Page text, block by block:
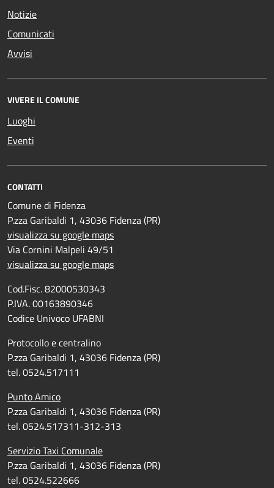
Notizie
Comunicati
Avvisi
VIVERE IL COMUNE
Luoghi
Eventi
CONTATTI
Comune di Fidenza
P.zza Garibaldi 1, 43036 Fidenza (PR)
visualizza su google maps
Via Cornini Malpeli 49/51
visualizza su google maps
Cod.Fisc. 82000530343
P.IVA. 00163890346
Codice Univoco UFABNI
Protocollo e centralino
P.zza Garibaldi 1, 43036 Fidenza (PR)
tel. 0524.517111
Punto Amico
P.zza Garibaldi 1, 43036 Fidenza (PR)
tel. 0524.517311-312-313
Servizio Taxi Comunale
P.zza Garibaldi 1, 43036 Fidenza (PR)
tel. 0524.522666